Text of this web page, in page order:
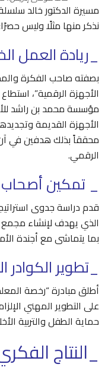
مسيرة الدكتور خالد
نذكر منها مثلًا وليس
_ريادة العمل
بصفته صاحب الفكرة
الأجهزة الرقمية”،
مؤسسة محمد بن راشد
الأجهزة القديمة
محققاً بذلك هدفين في آن
الرقمي.
_ تمكين
قدم دراسة جدوى
الذي يهدف لإنشاء مجمع
بما يتماشى مع أجندة الأمم
_تطوير الكوادر
أطلق مبادرة “رخصة
على التطوير المهني
حماية الطفل والتربية
_النتاج